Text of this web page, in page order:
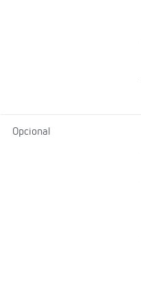
Opcional